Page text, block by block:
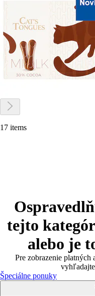
17 items
tejto
alebo je
Pre zobrazenie platných
Špeciálne ponuky